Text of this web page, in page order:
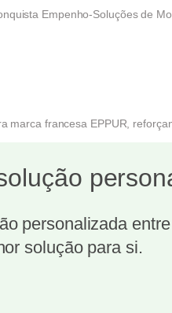
Empenho-Soluções de
marca francesa EPPUR,
personalizada
solução para si.